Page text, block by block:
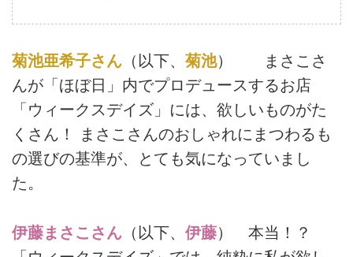
菊池亜希子さん （以下、 菊池） まさこさ
んが「ほぼ日」内でプロデュースするお店
「ウィークスデイズ」には、欲しいものがた
くさん！ まさこさんのおしゃれにまつわるも
の選びの基準が、とても気になっていまし
た。
伊藤まさこさん （以下、 伊藤） 本当！？